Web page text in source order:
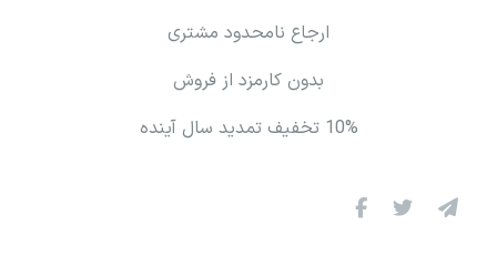
ارجاع نامحدود مشتری
بدون کارمزد از فروش
10% تخفیف تمدید سال آینده